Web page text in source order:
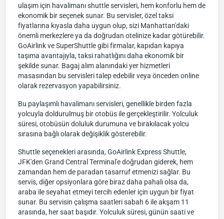
ulaşım için havalimanı shuttle servisleri, hem konforlu hem de
ekonomik bir seçenek sunar. Bu servisler, özel taksi
fiyatlarına kıyasla daha uygun olup, sizi Manhattan'daki
önemli merkezlere ya da doğrudan otelinize kadar götürebilir.
GoAirlink ve SuperShuttle gibi firmalar, kapıdan kapıya
taşıma avantajıyla, taksi rahatlığını daha ekonomik bir
şekilde sunar. Bagaj alım alanındaki yer hizmetleri
masasından bu servisleri talep edebilir veya önceden online
olarak rezervasyon yapabilirsiniz.
Bu paylaşımlı havalimanı servisleri, genellikle birden fazla
yolcuyla doldurulmuş bir otobüs ile gerçekleştirilir. Yolculuk
süresi, otobüsün doluluk durumuna ve bırakılacak yolcu
sırasına bağlı olarak değişiklik gösterebilir.
Shuttle seçenekleri arasında, GoAirlink Express Shuttle,
JFK'den Grand Central Terminal'e doğrudan giderek, hem
zamandan hem de paradan tasarruf etmenizi sağlar. Bu
servis, diğer opsiyonlara göre biraz daha pahalı olsa da,
araba ile seyahat etmeyi tercih edenler için uygun bir fiyat
sunar. Bu servisin çalışma saatleri sabah 6 ile akşam 11
arasında, her saat başıdır. Yolculuk süresi, günün saati ve